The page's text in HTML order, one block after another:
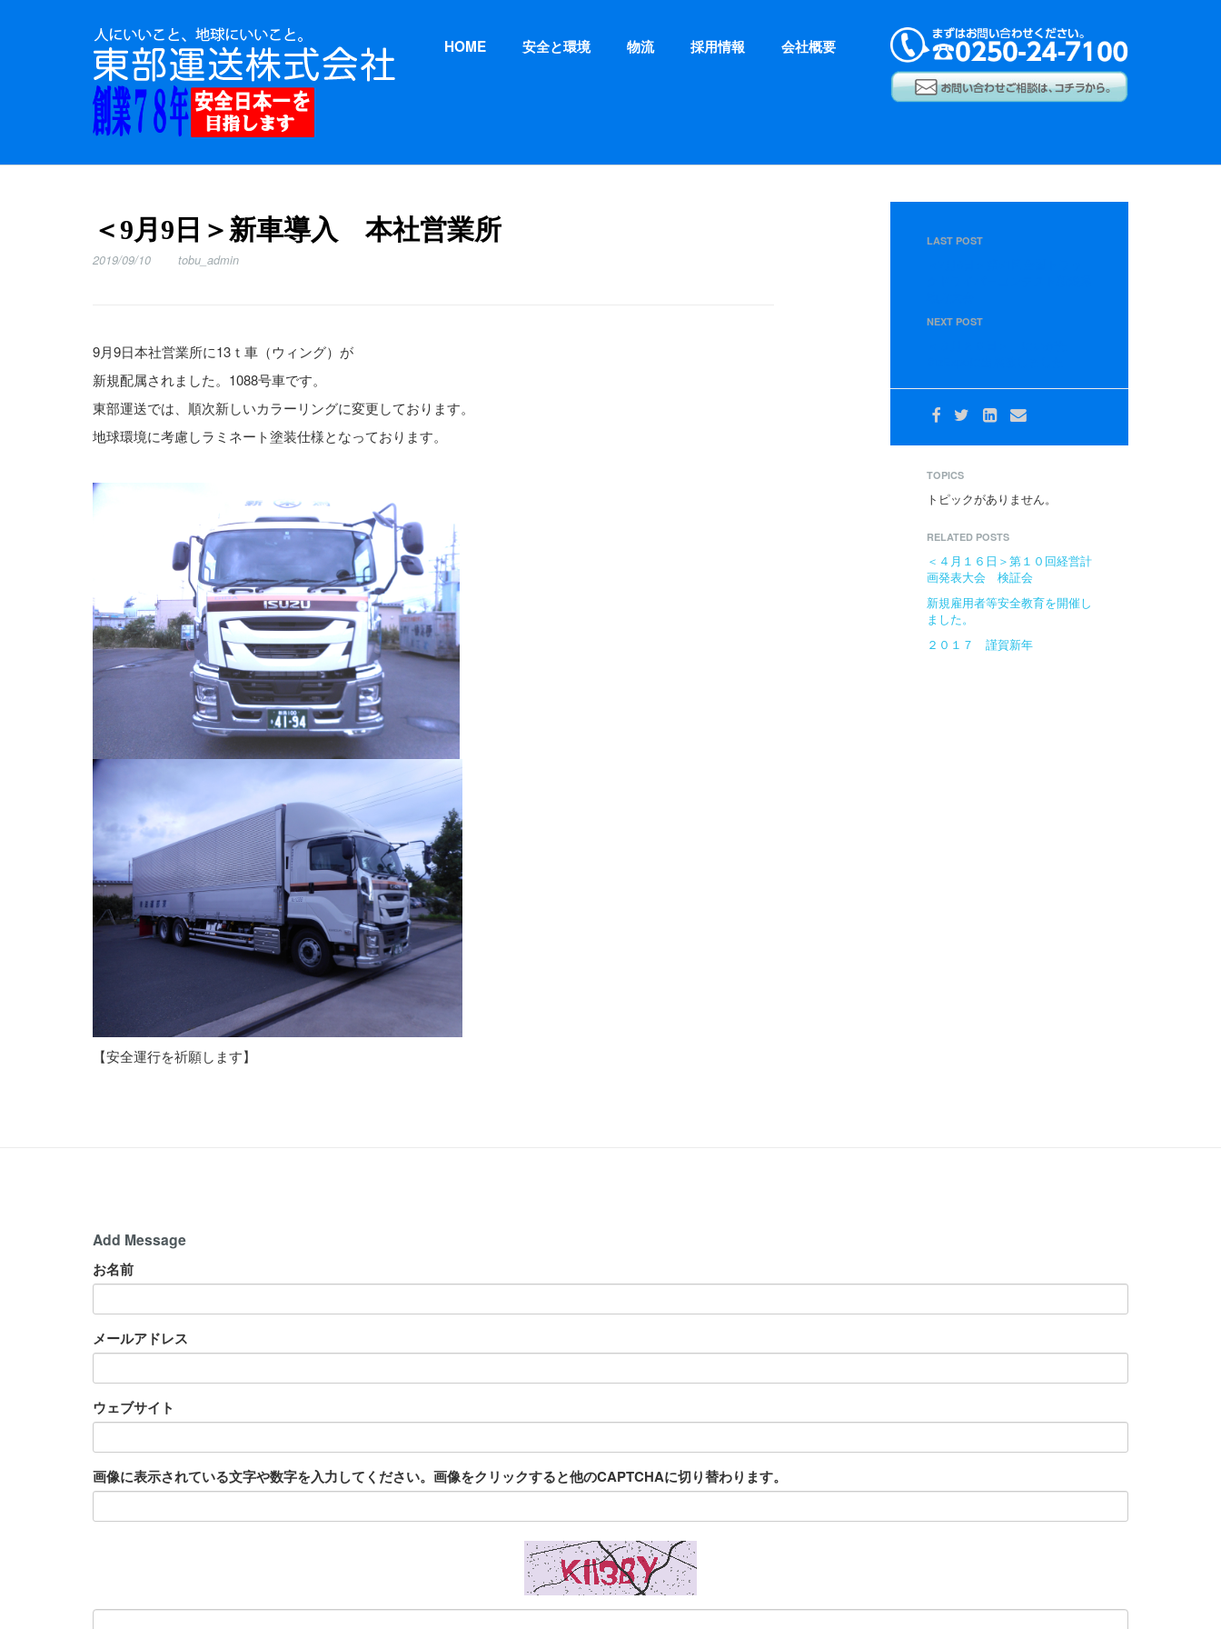
HOME 安全と環境 物流 採用情報 会社概要
＜9月9日＞新車導入 本社営業所
2019/09/10 tobu_admin
9月9日本社営業所に13ｔ車（ウィング）が
新規配属されました。1088号車です。
東部運送では、順次新しいカラーリングに変更しております。
地球環境に考慮しラミネート塗装仕様となっております。
【安全運行を祈願します】
LAST POST
NEXT POST
TOPICS
トピックがありません。
RELATED POSTS
＜４月１６日＞第１０回経営計
画発表大会 検証会
新規雇用者等安全教育を開催し
ました。
２０１７ 謹賀新年
Add Message
お名前
メールアドレス
ウェブサイト
画像に表示されている文字や数字を入力してください。画像をクリックすると他のCAPTCHAに切り替わります。